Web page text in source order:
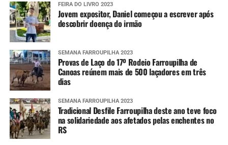
FEIRA DO LIVRO 2023
Jovem expositor, Daniel começou a escrever após
descobrir doença do irmão
SEMANA FARROUPILHA 2023
Provas de Laço do 17º Rodeio Farroupilha de
Canoas reúnem mais de 500 laçadores em três
dias
SEMANA FARROUPILHA 2023
Tradicional Desfile Farroupilha deste ano teve foco
na solidariedade aos afetados pelas enchentes no
RS